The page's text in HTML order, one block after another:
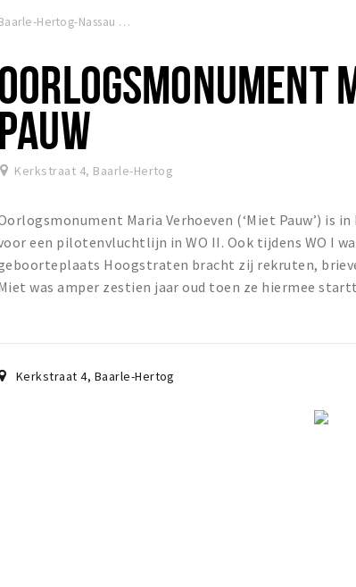
Hertog-Nassau
PAUW
Kerkstraat 4, Baarle-Hertog
Maria Verhoeven (‘Miet Pauw’) is
een pilotenvluchtlijn in WO II. Ook tijdens WO I
Hoogstraten bracht zij rekruten,
was amper zestien jaar oud toen ze hiermee
Kerkstraat 4, Baarle-Hertog